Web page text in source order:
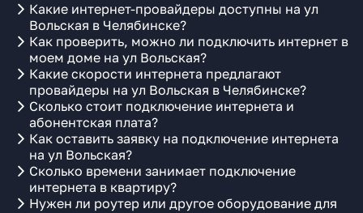
Какие интернет-провайдеры доступны на ул
Вольская в Челябинске?
Как проверить, можно ли подключить интернет в
моем доме на ул Вольская?
Какие скорости интернета предлагают
провайдеры на ул Вольская в Челябинске?
Сколько стоит подключение интернета и
абонентская плата?
Как оставить заявку на подключение интернета
на ул Вольская?
Сколько времени занимает подключение
интернета в квартиру?
Нужен ли роутер или другое оборудование для